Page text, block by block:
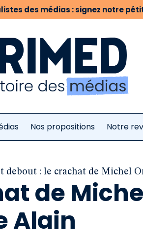
des médias : signez notre
Nos propositions Notre
debout : le crachat de Michel
de
Alain